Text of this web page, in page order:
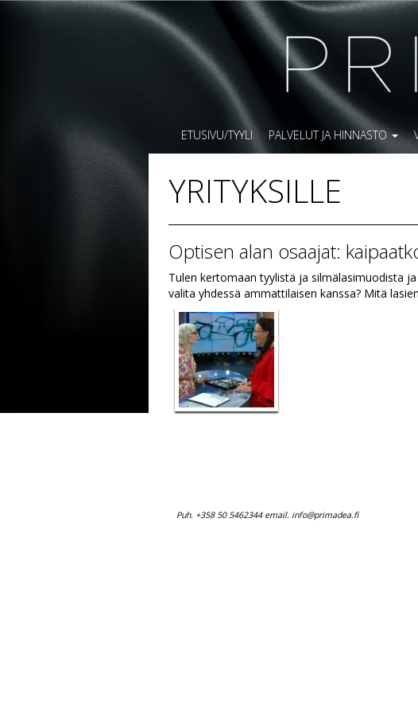
ETUSIVU/TYYLI PALVELUT JA HINNASTO
YRITYKSILLE
Optisen alan osaajat:
Tulen kertomaan tyylistä ja silmälasimuodista
valita yhdessä ammattilaisen kanssa? Mitä
Puh. +358 50 5462344 email. info@primadea.fi